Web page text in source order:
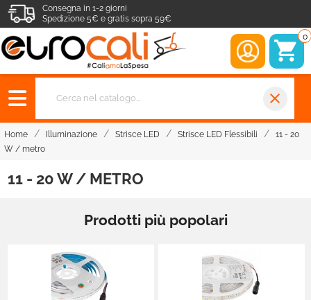
Consegna in 1-2 giorni
Spedizione 5€ e gratis sopra 59€
0
close
Home Illuminazione Strisce LED Strisce LED Flessibili
11 - 20
W / metro
11 - 20 W / METRO
Prodotti più popolari